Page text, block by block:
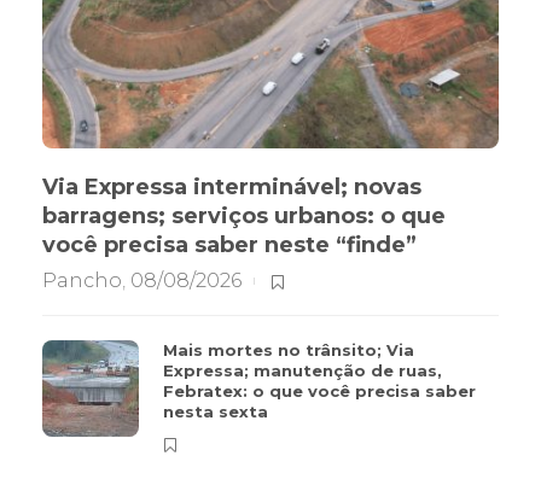
Via Expressa interminável; novas
barragens; serviços urbanos: o que
você precisa saber neste “finde”
Pancho 08/08/2026
Mais mortes no trânsito; Via
Expressa; manutenção de ruas,
Febratex: o que você precisa saber
nesta sexta